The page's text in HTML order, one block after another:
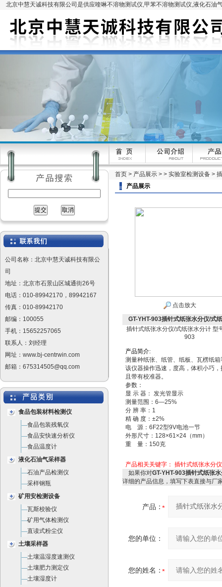
北京中慧天诚科技有限公司是供应喹啉不溶物测试仪,甲苯不溶物测试仪,液化石油
公司名称：北京中慧天诚科技有限公
司
地址：北京市石景山区城通街26号
电话：010-89942170，89942167
传真：010-89942170
邮编：100055
手机：15652257065
联系人：刘经理
网址：www.bj-centrwin.com
邮箱：675314505@qq.com
食品包装材料检测仪
食品包装残氧仪
食品安快速分析仪
食品温度计
液化石油气采样器
石油产品检测仪
采样钢瓶
矿用安检测设备
瓦斯校验仪
矿用气体检测仪
直读式粉尘仪
土壤采样器
土壤温湿度速测仪
土壤肥力测定仪
土壤湿度计
首页 > 产品展示 > > 实验室检测设备 >
产品展示
点击放大
GT-YHT-903插针式纸张水分仪/式
插针式纸张水分仪/式纸张水分计 型
903
产品简介:
测量种纸张、纸管、纸板、瓦楞纸箱
该仪器操作迅速，度高，体积小巧，
且带有校准器。
参数：
显 示 器： 发光管显示
测量范围：6—25%
分 辨 率：1
精 确 度：±2%
电 源：6F22型9V电池一节
外形尺寸：128×61×24（mm）
重 量：150克
产品相关关键字： 插针式纸张水分
如果你对GT-YHT-903插针式纸张
详细的产品信息，填写下表直接与厂
产品：
您的单位：
您的姓名：